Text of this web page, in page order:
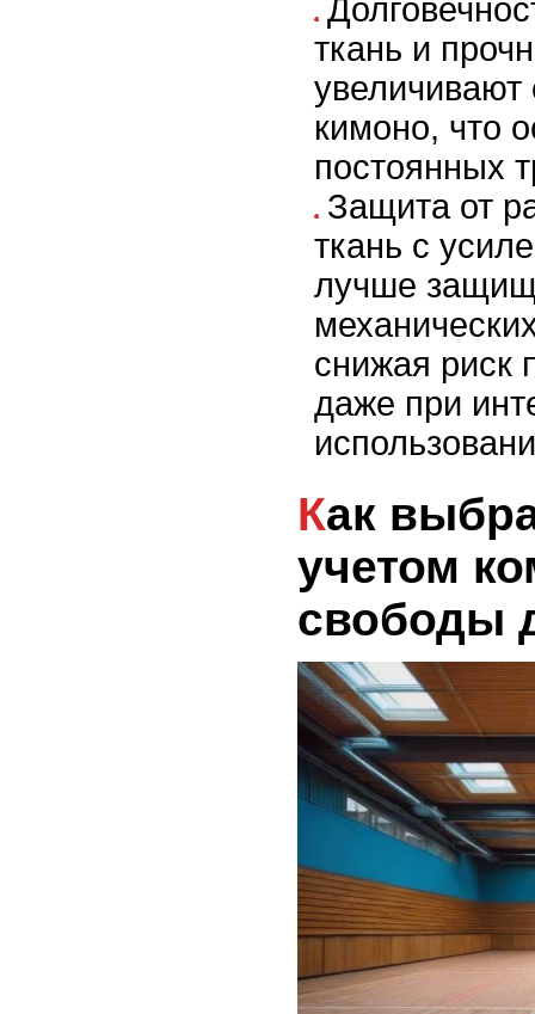
ткань и
кимоно, что
постоянных
Защита от
ткань с
лучше
снижая риск
даже при
Как выбрать кимоно с
учетом
свободы